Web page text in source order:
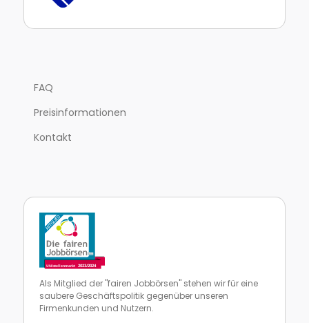
FAQ
Preisinformationen
Kontakt
Als Mitglied der "fairen Jobbörsen" stehen wir für eine
saubere Geschäftspolitik gegenüber unseren
Firmenkunden und Nutzern.